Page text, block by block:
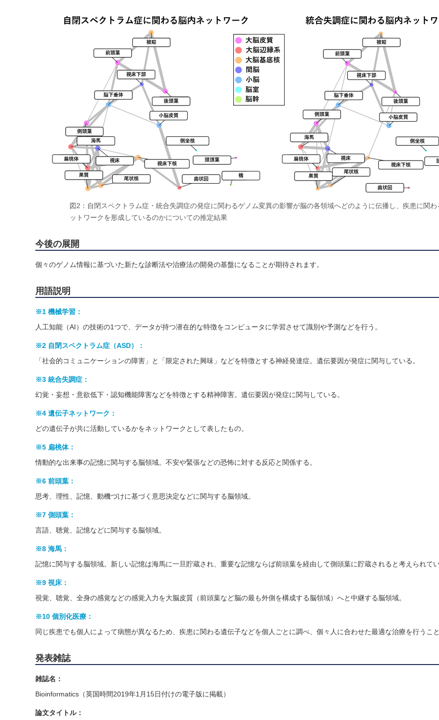
図2：自閉スペクトラム症・統合失調症の発症に関わるゲノム変異の影響が脳の各領域へどのように伝播し、疾患に関わ
ットワークを形成しているのかについての推定結果
今後の展開
個々のゲノム情報に基づいた新たな診断法や治療法の開発の基盤になることが期待されます。
用語説明
※1 機械学習：
人工知能（AI）の技術の1つで、データが持つ潜在的な特徴をコンピュータに学習させて識別や予測などを行う。
※2 自閉スペクトラム症（ASD）：
「社会的コミュニケーションの障害」と「限定された興味」などを特徴とする神経発達症。遺伝要因が発症に関与している。
※3 統合失調症：
幻覚・妄想・意欲低下・認知機能障害などを特徴とする精神障害。遺伝要因が発症に関与している。
※4 遺伝子ネットワーク：
どの遺伝子が共に活動しているかをネットワークとして表したもの。
※5 扁桃体：
情動的な出来事の記憶に関与する脳領域。不安や緊張などの恐怖に対する反応と関係する。
※6 前頭葉：
思考、理性、記憶、動機づけに基づく意思決定などに関与する脳領域。
※7 側頭葉：
言語、聴覚、記憶などに関与する脳領域。
※8 海馬：
記憶に関与する脳領域。新しい記憶は海馬に一旦貯蔵され、重要な記憶ならば前頭葉を経由して側頭葉に貯蔵されると考えられて
※9 視床：
視覚、聴覚、全身の感覚などの感覚入力を大脳皮質（前頭葉など脳の最も外側を構成する脳領域）へと中継する脳領域。
※10 個別化医療：
同じ疾患でも個人によって病態が異なるため、疾患に関わる遺伝子などを個人ごとに調べ、個々人に合わせた最適な治療を行うこ
発表雑誌
雑誌名：
Bioinformatics（英国時間2019年1月15日付けの電子版に掲載）
論文タイトル：